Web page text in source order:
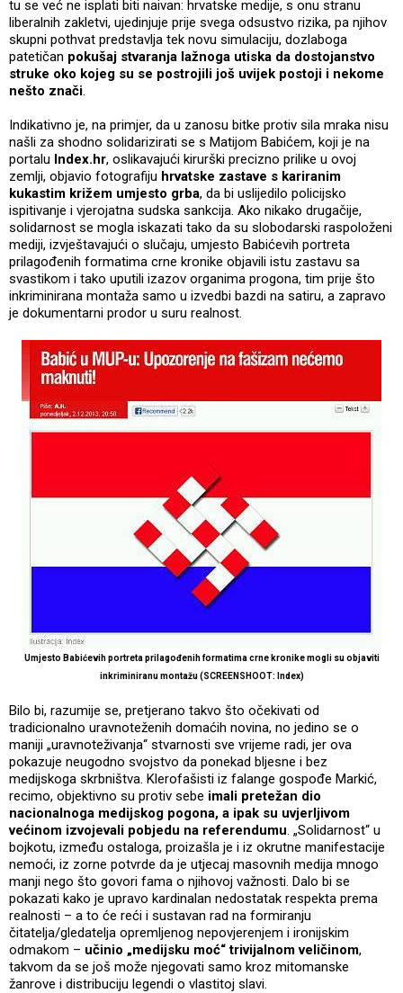
tu se već ne isplati biti naivan: hrvatske medije, s onu stranu
liberalnih zakletvi, ujedinjuje prije svega odsustvo rizika, pa njihov
skupni pothvat predstavlja tek novu simulaciju, dozlaboga
patetičan pokušaj stvaranja lažnoga utiska da dostojanstvo
struke oko kojeg su se postrojili još uvijek postoji i nekome
nešto znači.
Indikativno je, na primjer, da u zanosu bitke protiv sila mraka nisu
našli za shodno solidarizirati se s Matijom Babićem, koji je na
portalu Index.hr, oslikavajući kirurški precizno prilike u ovoj
zemlji, objavio fotografiju hrvatske zastave s kariranim
kukastim križem umjesto grba, da bi uslijedilo policijsko
ispitivanje i vjerojatna sudska sankcija. Ako nikako drugačije,
solidarnost se mogla iskazati tako da su slobodarski raspoloženi
mediji, izvještavajući o slučaju, umjesto Babićevih portreta
prilagođenih formatima crne kronike objavili istu zastavu sa
svastikom i tako uputili izazov organima progona, tim prije što
inkriminirana montaža samo u izvedbi bazdi na satiru, a zapravo
je dokumentarni prodor u suru realnost.
Umjesto Babićevih portreta prilagođenih formatima crne kronike mogli su objaviti
inkriminiranu montažu (SCREENSHOOT: Index)
Bilo bi, razumije se, pretjerano takvo što očekivati od
tradicionalno uravnoteženih domaćih novina, no jedino se o
maniji „uravnoteživanja“ stvarnosti sve vrijeme radi, jer ova
pokazuje neugodno svojstvo da ponekad bljesne i bez
medijskoga skrbništva. Klerofašisti iz falange gospođe Markić,
recimo, objektivno su protiv sebe imali pretežan dio
nacionalnoga medijskog pogona, a ipak su uvjerljivom
većinom izvojevali pobjedu na referendumu. „Solidarnost“ u
bojkotu, između ostaloga, proizašla je i iz okrutne manifestacije
nemoći, iz zorne potvrde da je utjecaj masovnih medija mnogo
manji nego što govori fama o njihovoj važnosti. Dalo bi se
pokazati kako je upravo kardinalan nedostatak respekta prema
realnosti – a to će reći i sustavan rad na formiranju
čitatelja/gledatelja opremljenog nepovjerenjem i ironijskim
odmakom – učinio „medijsku moć“ trivijalnom veličinom,
takvom da se još može njegovati samo kroz mitomanske
žanrove i distribuciju legendi o vlastitoj slavi.